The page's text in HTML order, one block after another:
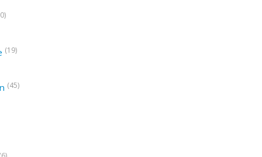
(19)
(45)